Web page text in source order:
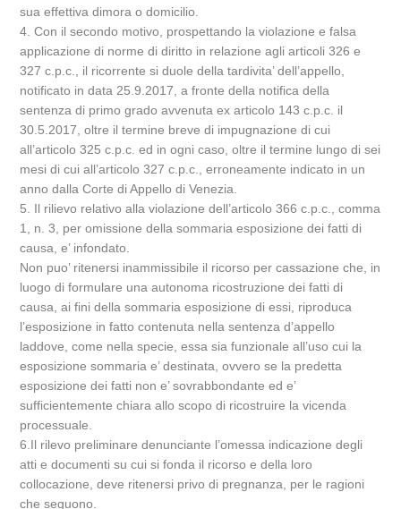
sua effettiva dimora o domicilio.
4. Con il secondo motivo, prospettando la violazione e falsa
applicazione di norme di diritto in relazione agli articoli 326 e
327 c.p.c., il ricorrente si duole della tardivita’ dell’appello,
notificato in data 25.9.2017, a fronte della notifica della
sentenza di primo grado avvenuta ex articolo 143 c.p.c. il
30.5.2017, oltre il termine breve di impugnazione di cui
all’articolo 325 c.p.c. ed in ogni caso, oltre il termine lungo di sei
mesi di cui all’articolo 327 c.p.c., erroneamente indicato in un
anno dalla Corte di Appello di Venezia.
5. Il rilievo relativo alla violazione dell’articolo 366 c.p.c., comma
1, n. 3, per omissione della sommaria esposizione dei fatti di
causa, e’ infondato.
Non puo’ ritenersi inammissibile il ricorso per cassazione che, in
luogo di formulare una autonoma ricostruzione dei fatti di
causa, ai fini della sommaria esposizione di essi, riproduca
l’esposizione in fatto contenuta nella sentenza d’appello
laddove, come nella specie, essa sia funzionale all’uso cui la
esposizione sommaria e’ destinata, ovvero se la predetta
esposizione dei fatti non e’ sovrabbondante ed e’
sufficientemente chiara allo scopo di ricostruire la vicenda
processuale.
6.Il rilevo preliminare denunciante l’omessa indicazione degli
atti e documenti su cui si fonda il ricorso e della loro
collocazione, deve ritenersi privo di pregnanza, per le ragioni
che seguono.